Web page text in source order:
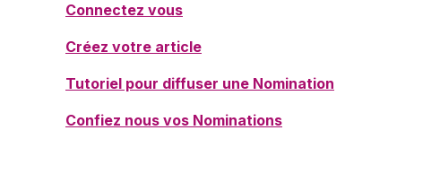
Connectez vous
Créez votre article
Tutoriel pour diffuser une Nomination
Confiez nous vos Nominations